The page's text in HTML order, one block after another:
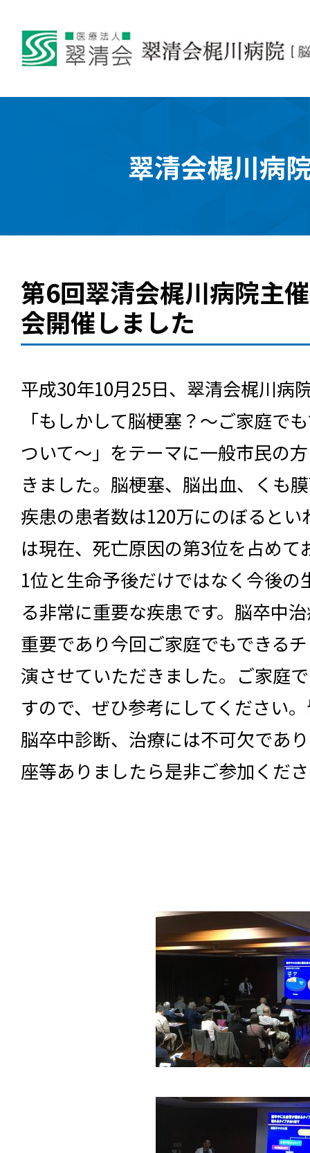
翠清会梶川病
第6回翠清会梶川病院主
会開催しました
平成30年10月25日、翠清会梶川病
「もしかして脳梗塞？～ご家庭で
ついて～」をテーマに一般市民の
きました。脳梗塞、脳出血、くも
疾患の患者数は120万にのぼるとい
は現在、死亡原因の第3位を占めて
1位と生命予後だけではなく今後
る非常に重要な疾患です。脳卒中
重要であり今回ご家庭でもできる
演させていただきました。ご家庭
すので、ぜひ参考にしてください
脳卒中診断、治療には不可欠であ
座等ありましたら是非ご参加くだ